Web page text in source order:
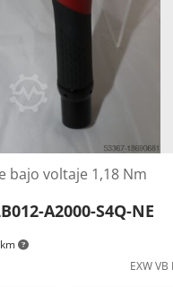
bajo voltaje 1,18 Nm
A2000-S4Q-NE
EXW